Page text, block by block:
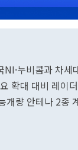
NI·누비콤과 차
확대 대비 레이
개량 안테나 2종